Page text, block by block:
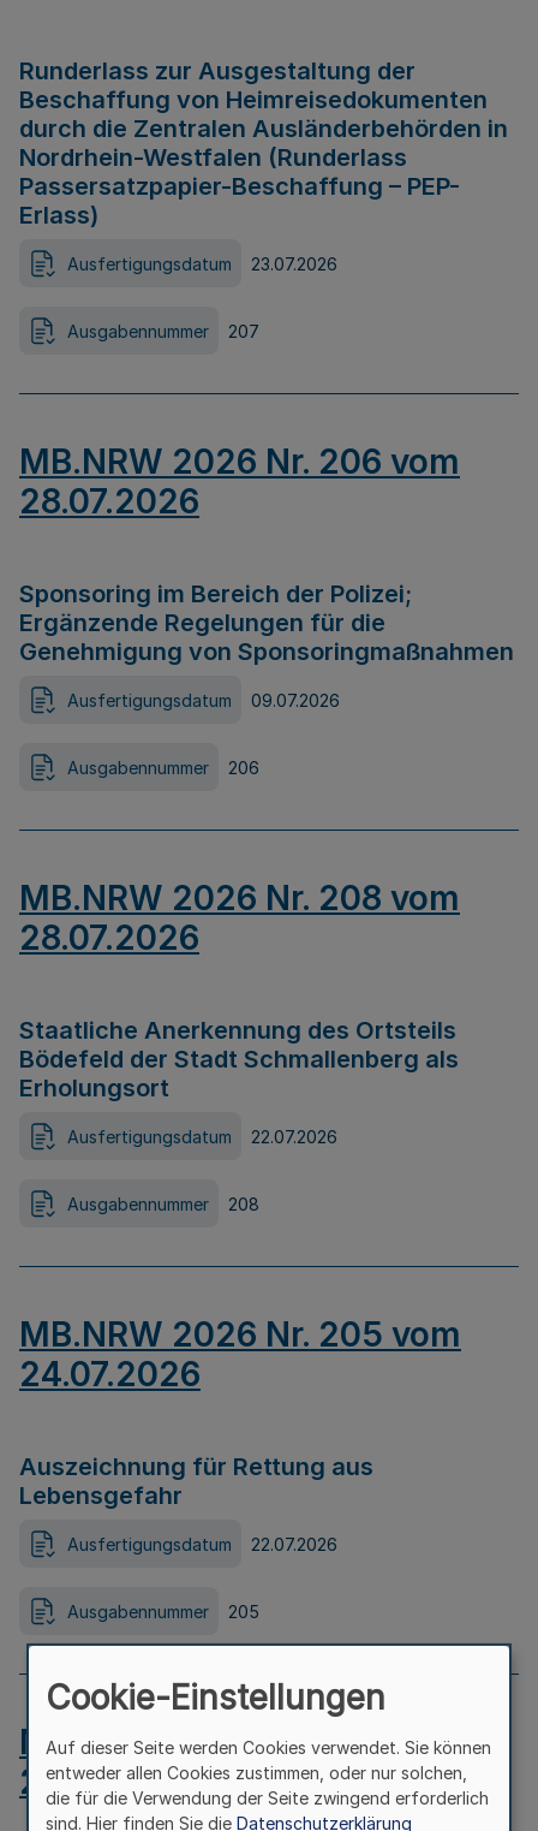
Runderlass zur Ausgestaltung der
Beschaffung von Heimreisedokumenten
durch die Zentralen Ausländerbehörden in
Nordrhein-Westfalen (Runderlass
Passersatzpapier-Beschaffung – PEP-
Erlass)
Ausfertigungsdatum 23.07.2026
Ausgabennummer 207
MB.NRW 2026 Nr. 206 vom
28.07.2026
Sponsoring im Bereich der Polizei;
Ergänzende Regelungen für die
Genehmigung von Sponsoringmaßnahmen
Ausfertigungsdatum 09.07.2026
Ausgabennummer 206
MB.NRW 2026 Nr. 208 vom
28.07.2026
Staatliche Anerkennung des Ortsteils
Bödefeld der Stadt Schmallenberg als
Erholungsort
Ausfertigungsdatum 22.07.2026
Ausgabennummer 208
MB.NRW 2026 Nr. 205 vom
24.07.2026
Auszeichnung für Rettung aus
Lebensgefahr
Ausfertigungsdatum 22.07.2026
Ausgabennummer 205
MB.NRW 2026 Nr. 204 vom
24.07.2026
Cookie-Einstellungen
Auf dieser Seite werden Cookies verwendet. Sie können
entweder allen Cookies zustimmen, oder nur solchen,
die für die Verwendung der Seite zwingend erforderlich
sind. Hier finden Sie die Datenschutzerklärung